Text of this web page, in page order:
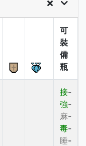
可
裝
備
瓶
接-
強-
麻-
毒-
睡-